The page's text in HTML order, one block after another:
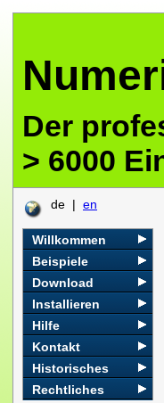
Der
> 6000
de | en
Willkommen
Beispiele
Download
Installieren
Hilfe
Kontakt
Historisches
Rechtliches